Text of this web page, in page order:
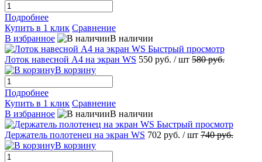
Подробнее
Купить в 1 клик Сравнение
В избранное
В наличии
Быстрый просмотр
Лоток навесной А4 на экран WS 550 руб. / шт 580 руб.
В корзину
Подробнее
Купить в 1 клик Сравнение
В избранное
В наличии
Быстрый просмотр
Держатель полотенец на экран WS 702 руб. / шт 740 руб.
В корзину